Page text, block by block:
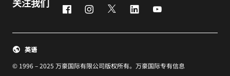
关注我们 FacebookInstagram
Twitter LinkedIn
© 1996 – 2025 万豪国际有限公司版权所有。万豪国际专有信息
英语